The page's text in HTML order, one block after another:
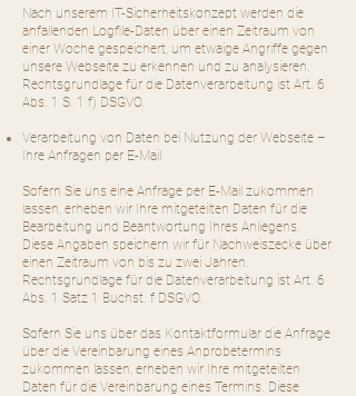
Nach unserem IT-Sicherheitskonzept werden die
anfallenden Logfile-Daten über einen Zeitraum von
einer Woche gespeichert, um etwaige Angriffe gegen
unsere Webseite zu erkennen und zu analysieren.
Rechtsgrundlage für die Datenverarbeitung ist Art. 6
Abs. 1 S. 1 f) DSGVO.
Verarbeitung von Daten bei Nutzung der Webseite –
Ihre Anfragen per E-Mail
Sofern Sie uns eine Anfrage per E-Mail zukommen
lassen, erheben wir Ihre mitgeteilten Daten für die
Bearbeitung und Beantwortung Ihres Anliegens.
Diese Angaben speichern wir für Nachweiszecke über
einen Zeitraum von bis zu zwei Jahren.
Rechtsgrundlage für die Datenverarbeitung ist Art. 6
Abs. 1 Satz 1 Buchst. f DSGVO.
Sofern Sie uns über das Kontaktformular die Anfrage
über die Vereinbarung eines Anprobetermins
zukommen lassen, erheben wir Ihre mitgeteilten
Daten für die Vereinbarung eines Termins. Diese